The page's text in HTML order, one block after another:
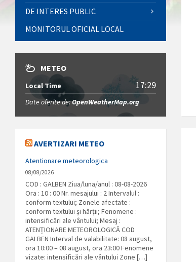
DE INTERES PUBLIC
MONITORUL OFICIAL LOCAL
METEO
Local Time 17:29
Date oferite de:OpenWeatherMap.org
AVERTIZARI METEO
Atentionare meteorologica
08/08/2026
COD : GALBEN Ziua/luna/anul : 08-08-2026
Ora : 10 : 00 Nr. mesajului : 2 Intervalul :
conform textului; Zonele afectate :
conform textului și hărții; Fenomene :
intensificări ale vântului; Mesaj :
ATENȚIONARE METEOROLOGICĂ COD
GALBEN Interval de valabilitate: 08 august,
ora 10:00 – 08 august, ora 23:00 Fenomene
vizate: intensificări ale vântului Zone […]